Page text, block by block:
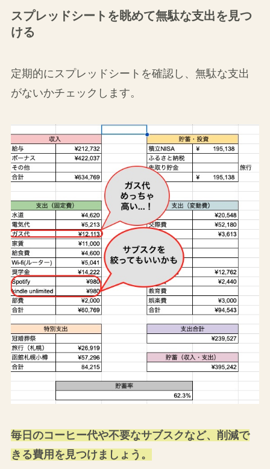
スプレッドシートを眺めて無駄な支出を見つ
ける
定期的にスプレッドシートを確認し、無駄な支出
がないかチェックします。
毎日のコーヒー代や不要なサブスクなど、削減で
きる費用を見つけましょう。